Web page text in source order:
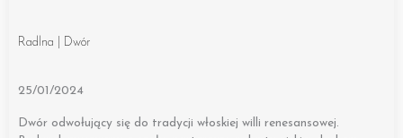
Radlna | Dwór
25/01/2024
Dwór odwołujący się do tradycji włoskiej willi renesansowej.